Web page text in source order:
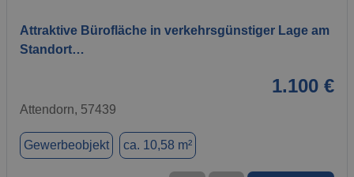
Attraktive Bürofläche in verkehrsgünstiger Lage am
Standort…
1.100 €
Attendorn, 57439
Gewerbeobjekt ca. 10,58 m²